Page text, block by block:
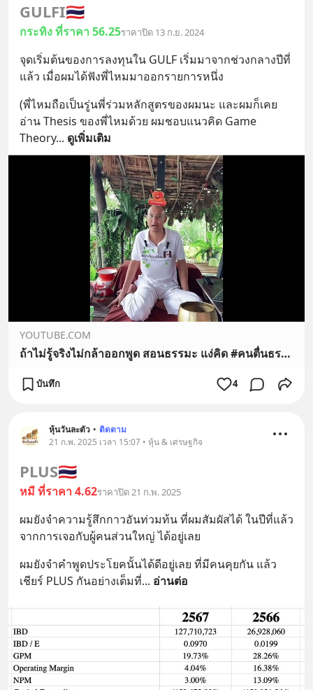
GULFI🇹🇭
กระทิง ที่ราคา 56.25ราคาปิด 13 ก.ย. 2024
จุดเริ่มต้นของการลงทุนใน GULF เริ่มมาจากช่วงกลางปีที่
แล้ว เมื่อผมได้ฟังพี่ไหมมาออกรายการหนึ่ง
(พี่ไหมถือเป็นรู่นพี่ร่วมหลักสูตรของผมนะ และผมก็เคย
อ่าน Thesis ของพี่ไหมด้วย ผมชอบแนวคิด Game
Theory... ดูเพิ่มเติม
YOUTUBE.COM
ถ้าไม่รู้จริงไม่กล้าออกพูด สอนธรรมะ แง่คิด #คนตื่นธรรม
บันทึก 4
หุ้นวันละตัว • ติดตาม
21 ก.พ. 2025 เวลา 15:07 • หุ้น & เศรษฐกิจ
PLUS🇹🇭
หมี ที่ราคา 4.62ราคาปิด 21 ก.พ. 2025
ผมยังจำความรู้สึกกาวอันท่วมท้น ที่ผมสัมผัสได้ ในปีที่แล้ว
จากการเจอกับผู้คนส่วนใหญ่ ได้อยู่เลย
ผมยังจำคำพูดประโยคนั้นได้ดีอยู่เลย ที่มีคนคุยกัน แล้ว
เชียร์ PLUS กันอย่างเต็มที่... อ่านต่อ